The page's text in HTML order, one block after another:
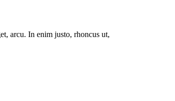
arcu. In enim justo, rhoncus ut,